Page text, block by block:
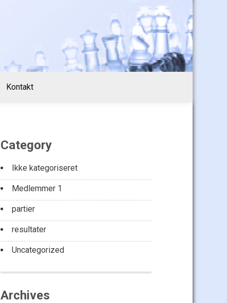
Kontakt
Category
Ikke kategoriseret
Medlemmer 1
partier
resultater
Uncategorized
Archives